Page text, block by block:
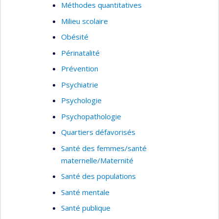
Méthodes quantitatives
Milieu scolaire
Obésité
Périnatalité
Prévention
Psychiatrie
Psychologie
Psychopathologie
Quartiers défavorisés
Santé des femmes/santé
maternelle/Maternité
Santé des populations
Santé mentale
Santé publique